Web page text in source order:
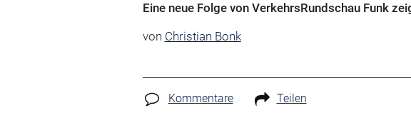
Eine neue Folge von VerkehrsRundschau Funk
von Christian Bonk
Kommentare Teilen